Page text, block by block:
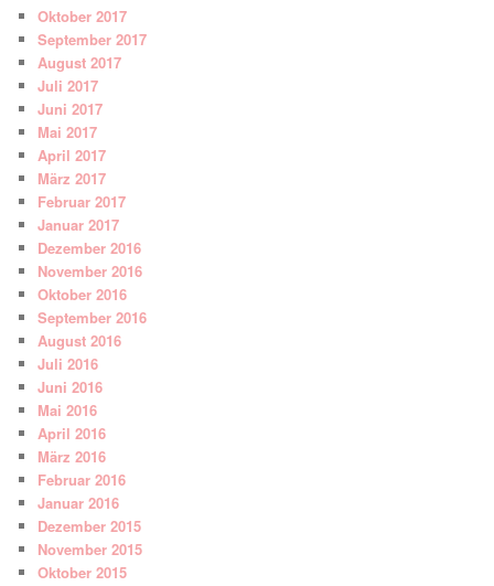
Oktober 2017
September 2017
August 2017
Juli 2017
Juni 2017
Mai 2017
April 2017
März 2017
Februar 2017
Januar 2017
Dezember 2016
November 2016
Oktober 2016
September 2016
August 2016
Juli 2016
Juni 2016
Mai 2016
April 2016
März 2016
Februar 2016
Januar 2016
Dezember 2015
November 2015
Oktober 2015